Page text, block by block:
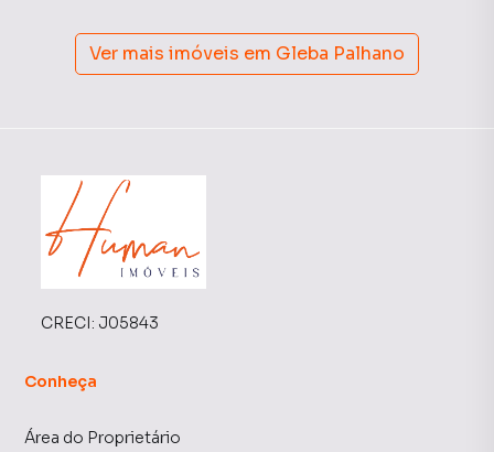
Ver mais imóveis em Gleba Palhano
CRECI: J05843
Conheça
Área do Proprietário